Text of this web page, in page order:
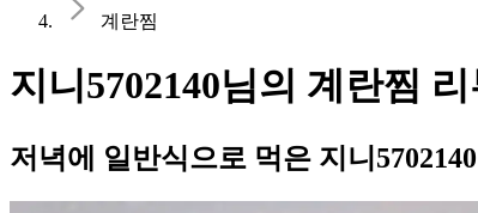
계란찜
지니5702140님의 계란찜
저녁에 일반식으로 먹은 지니